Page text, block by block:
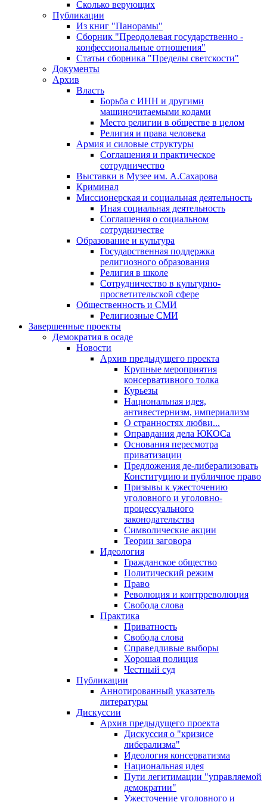
Сколько верующих
Публикации
Из книг "Панорамы"
Сборник "Преодолевая государственно -
конфессиональные отношения"
Статьи сборника "Пределы светскости"
Документы
Архив
Власть
Борьба с ИНН и другими
машиночитаемыми кодами
Место религии в обществе в целом
Религия и права человека
Армия и силовые структуры
Соглашения и практическое
сотрудничество
Выставки в Музее им. А.Сахарова
Криминал
Миссионерская и социальная деятельность
Иная социальная деятельность
Соглашения о социальном
сотрудничестве
Образование и культура
Государственная поддержка
религиозного образования
Религия в школе
Сотрудничество в культурно-
просветительской сфере
Общественность и СМИ
Религиозные СМИ
Завершенные проекты
Демократия в осаде
Новости
Архив предыдущего проекта
Крупные мероприятия
консервативного толка
Курьезы
Национальная идея,
антивестернизм, империализм
О странностях любви...
Оправдания дела ЮКОСа
Основания пересмотра
приватизации
Предложения де-либерализовать
Конституцию и публичное право
Призывы к ужесточению
уголовного и уголовно-
процессуального
законодательства
Символические акции
Теории заговора
Идеология
Гражданское общество
Политический режим
Право
Революция и контрреволюция
Свобода слова
Практика
Приватность
Свобода слова
Справедливые выборы
Хорошая полиция
Честный суд
Публикации
Аннотированный указатель
литературы
Дискуссии
Архив предыдущего проекта
Дискуссия о "кризисе
либерализма"
Идеология консерватизма
Национальная идея
Пути легитимации "управляемой
демократии"
Ужесточение уголовного и